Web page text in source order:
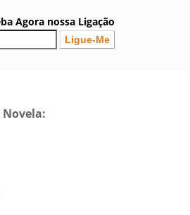
Agora nossa Ligação